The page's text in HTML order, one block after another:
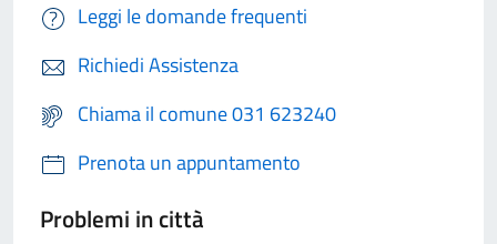
Leggi le domande frequenti
Richiedi Assistenza
Chiama il comune 031 623240
Prenota un appuntamento
Problemi in città